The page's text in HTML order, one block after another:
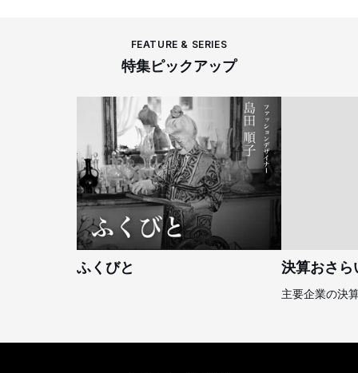
FEATURE & SERIES
特集ピックアップ
ふくびと 決算おさら
主要企業の決